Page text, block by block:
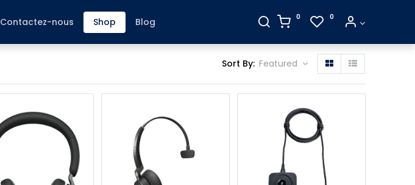
Contactez-nous Shop Blog 0 0
Sort By: Featured